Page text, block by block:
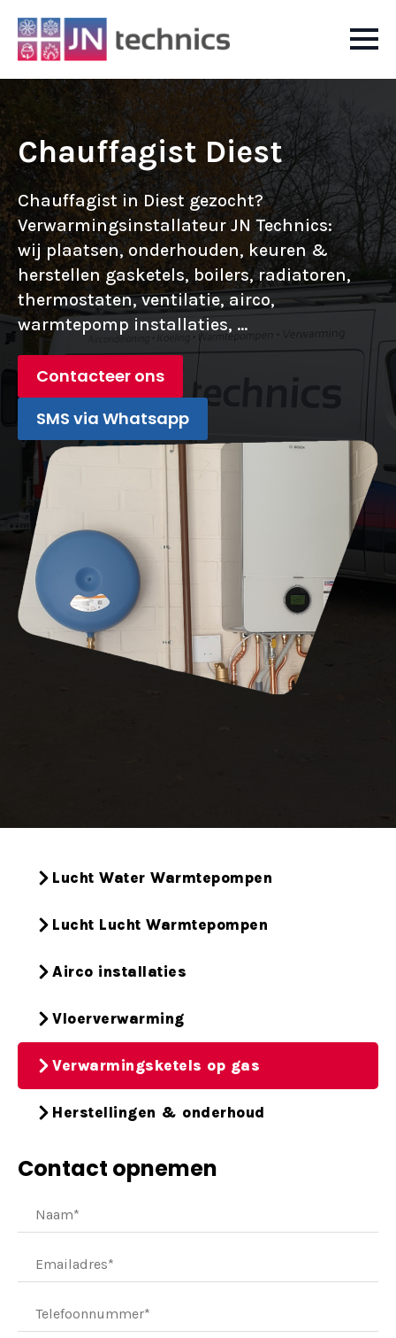
Chauffagist Diest
Chauffagist in Diest gezocht?
Verwarmingsinstallateur JN Technics:
wij plaatsen, onderhouden, keuren &
herstellen gasketels, boilers, radiatoren,
thermostaten, ventilatie, airco,
warmtepomp installaties, ...
Contacteer ons
SMS via Whatsapp
Lucht Water Warmtepompen
Lucht Lucht Warmtepompen
Airco installaties
Vloerverwarming
Verwarmingsketels op gas
Herstellingen & onderhoud
Contact opnemen